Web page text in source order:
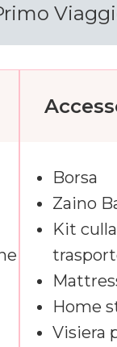
Borsa
Zaino
Kit
Home
Visiera